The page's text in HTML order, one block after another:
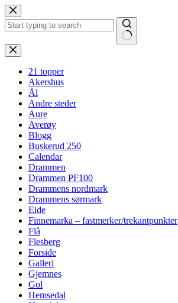
Hopp
til
innholdet
Ingen
resultater
21 topper
Akershus
Ål
Andre steder
Aure
Averøy
Blogg
Buskerud 250
Calendar
Drammen
Drammen PF100
Drammens nordmark
Drammens sørmark
Eide
Finnemarka – fastmerker/trekantpunkter
Flå
Flesberg
Forside
Galleri
Gjemnes
Gol
Hemsedal